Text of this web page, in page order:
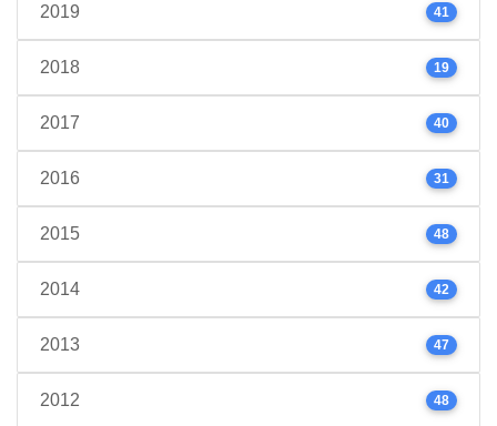
2019 41
2018 19
2017 40
2016 31
2015 48
2014 42
2013 47
2012 48